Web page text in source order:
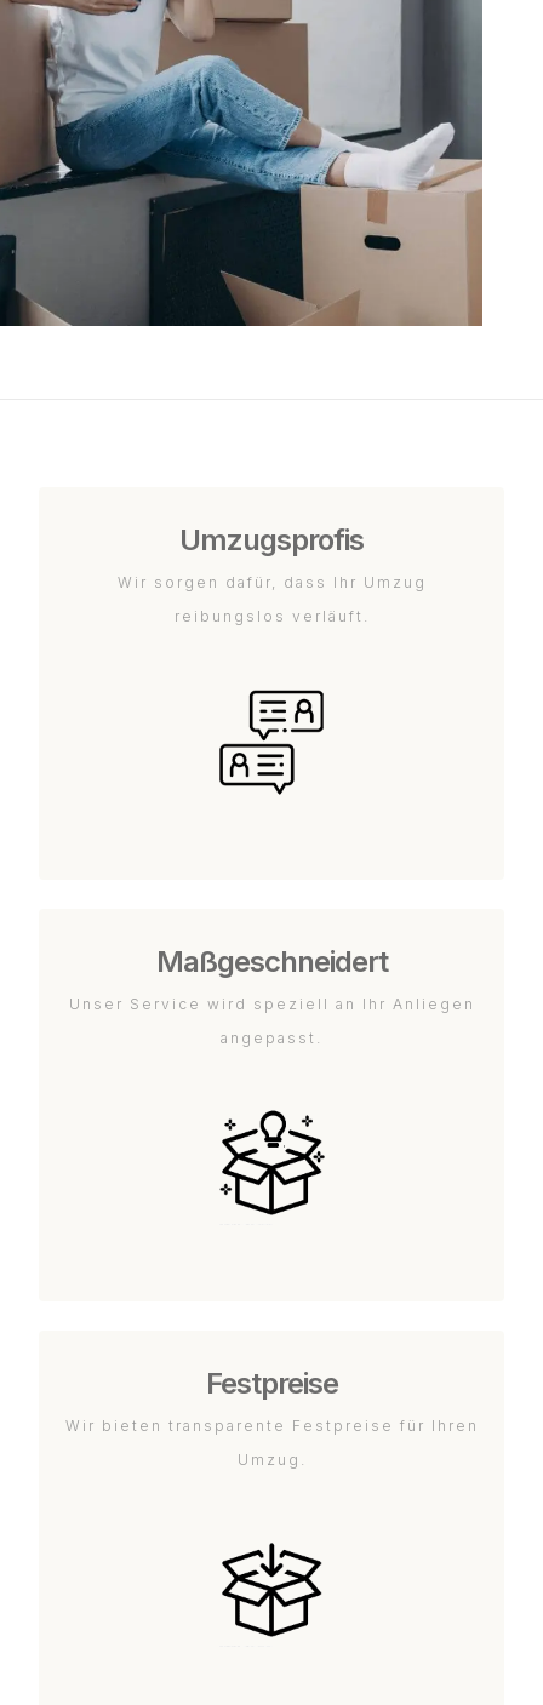
Umzugsprofis
Wir sorgen dafür, dass Ihr Umzug
reibungslos verläuft.
Maßgeschneidert
Unser Service wird speziell an Ihr Anliegen
angepasst.
Festpreise
Wir bieten transparente Festpreise für Ihren
Umzug.